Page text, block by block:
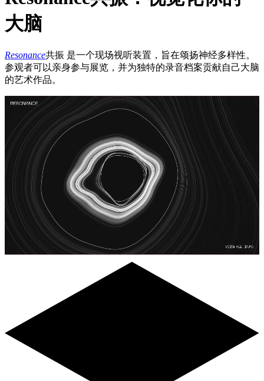
大脑
Resonance共振 是一个现场视听装置，旨在颂扬神经多样性。
参观者可以亲身参与展览，并为独特的录音档案贡献自己大脑
的艺术作品。